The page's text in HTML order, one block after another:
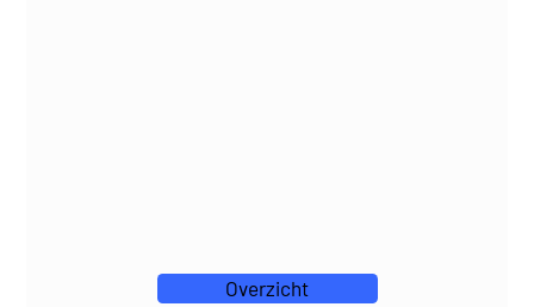
Overzicht